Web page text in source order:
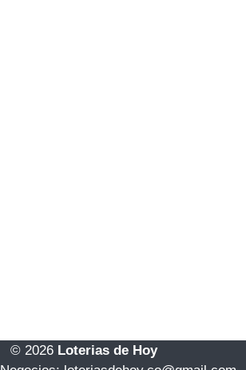
© 2026 Loterias de Hoy